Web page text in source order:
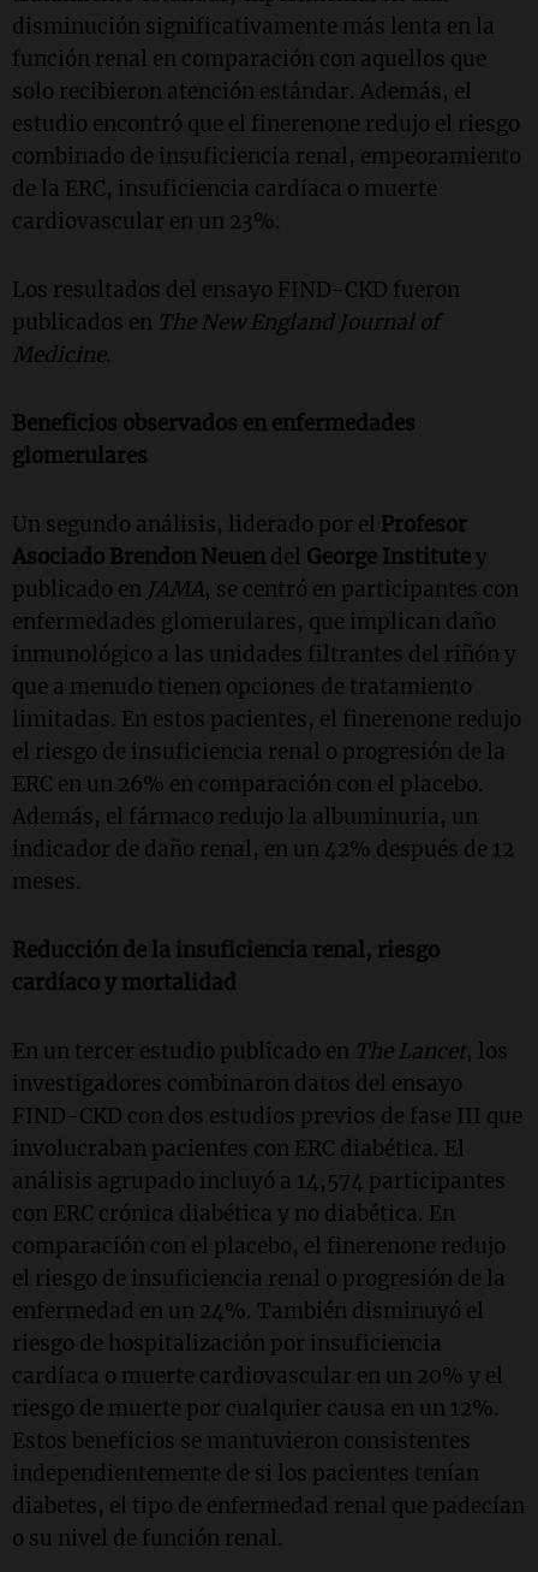
disminución significativamente más lenta en la
función renal en comparación con aquellos que
solo recibieron atención estándar. Además, el
estudio encontró que el finerenone redujo el riesgo
combinado de insuficiencia renal, empeoramiento
de la ERC, insuficiencia cardíaca o muerte
cardiovascular en un 23%.
Los resultados del ensayo FIND-CKD fueron
publicados en The New England Journal of
Medicine.
Beneficios observados en enfermedades
glomerulares
Un segundo análisis, liderado por el Profesor
Asociado Brendon Neuen del George Institutey
publicado en JAMA, se centró en participantes con
enfermedades glomerulares, que implican daño
inmunológico a las unidades filtrantes del riñón y
que a menudo tienen opciones de tratamiento
limitadas. En estos pacientes, el finerenone redujo
el riesgo de insuficiencia renal o progresión de la
ERC en un 26% en comparación con el placebo.
Además, el fármaco redujo la albuminuria, un
indicador de daño renal, en un 42% después de 12
meses.
Reducción de la insuficiencia renal, riesgo
cardíaco y mortalidad
En un tercer estudio publicado en The Lancet, los
investigadores combinaron datos del ensayo
FIND-CKD con dos estudios previos de fase III que
involucraban pacientes con ERC diabética. El
análisis agrupado incluyó a 14,574 participantes
con ERC crónica diabética y no diabética. En
comparación con el placebo, el finerenone redujo
el riesgo de insuficiencia renal o progresión de la
enfermedad en un 24%. También disminuyó el
riesgo de hospitalización por insuficiencia
cardíaca o muerte cardiovascular en un 20% y el
riesgo de muerte por cualquier causa en un 12%.
Estos beneficios se mantuvieron consistentes
independientemente de si los pacientes tenían
diabetes, el tipo de enfermedad renal que padecían
o su nivel de función renal.